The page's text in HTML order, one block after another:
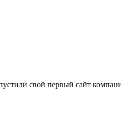
свой первый сайт